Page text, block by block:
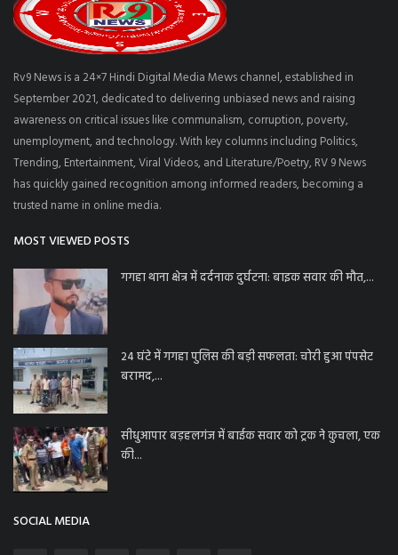
Rv9 News is a 24×7 Hindi Digital Media Mews channel, established in
September 2021, dedicated to delivering unbiased news and raising
awareness on critical issues like communalism, corruption, poverty,
unemployment, and technology. With key columns including Politics,
Trending, Entertainment, Viral Videos, and Literature/Poetry, RV 9 News
has quickly gained recognition among informed readers, becoming a
trusted name in online media.
MOST VIEWED POSTS
गगहा थाना क्षेत्र में दर्दनाक दुर्घटना: बाइक सवार की मौत,...
24 घंटे में गगहा पुलिस की बड़ी सफलता: चोरी हुआ पंपसेट
बरामद,...
सीधुआपार बड़हलगंज में बाईक सवार को ट्रक ने कुचला, एक
की...
SOCIAL MEDIA